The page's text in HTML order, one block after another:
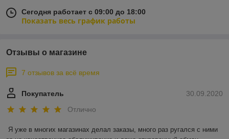
Сегодня работает с 09:00 до 18:00
Показать весь график работы
Отзывы о магазине
7 отзывов за всё время
30.09.2020
Покупатель
Отлично
Я уже в многих магазинах делал заказы, много раз ругался с ними